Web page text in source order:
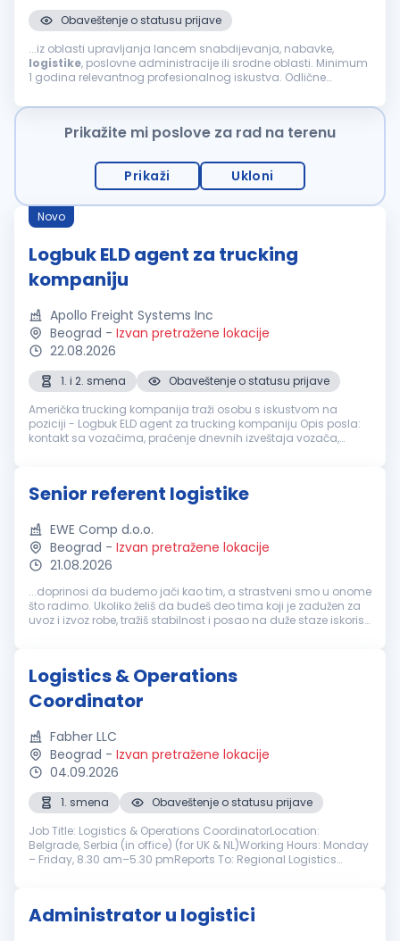
Obaveštenje o statusu prijave
...iz oblasti upravljanja lancem snabdijevanja, nabavke,
logistike, poslovne administracije ili srodne oblasti. Minimum
1 godina relevantnog profesionalnog iskustva. Odlične
Obezbijeđeno: Avio karte u oba pravca. Zdravstveno
zakonima. Obroci. Smještaj. Internet. Ugovor na 6 mjeseci, sa
engleskom jeziku. Diplomu o stečenom obrazovanju. Sertifikate
o dodatnoj edukaciji i usavršavanju (ukoliko ih posjedujete).
Kontakt podatke dvije profesionalne reference od prethodnih
poslodavaca. Napomena: Samo kandidati koji ispunjavaju
kriterijume prijave bit će kontaktirani. Za dodatne informacije,
Prikažite mi poslove za rad na terenu
Prikaži Ukloni
Novo
Logbuk ELD agent za trucking
kompaniju
Apollo Freight Systems Inc
Beograd - Izvan pretražene lokacije
22.08.2026
1. i 2. smena
Obaveštenje o statusu prijave
Američka trucking kompanija traži osobu s iskustvom na
poziciji - Logbuk ELD agent za trucking kompaniju Opis posla:
kontakt sa vozačima, praćenje dnevnih izveštaja vozača,
Senior referent logistike
EWE Comp d.o.o.
Beograd - Izvan pretražene lokacije
21.08.2026
...doprinosi da budemo jači kao tim, a strastveni smo u onome
što radimo. Ukoliko želiš da budeš deo tima koji je zadužen za
uvoz i izvoz robe, tražiš stabilnost i posao na duže staze iskoristi
Logistics & Operations
Coordinator
Fabher LLC
Beograd - Izvan pretražene lokacije
04.09.2026
1. smena
Obaveštenje o statusu prijave
Job Title: Logistics & Operations CoordinatorLocation:
Belgrade, Serbia (in office) (for UK & NL)Working Hours: Monday
– Friday, 8.30 am–5.30 pmReports To: Regional Logistics
Administrator u logistici